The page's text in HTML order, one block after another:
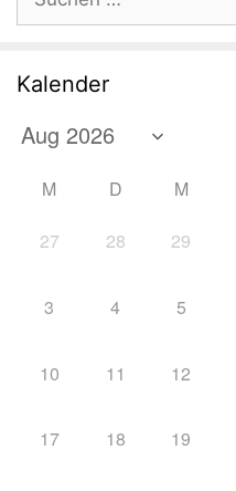
nach:
Kalender
M D M
27 28 29
3 4 5
10 11 12
17 18 19